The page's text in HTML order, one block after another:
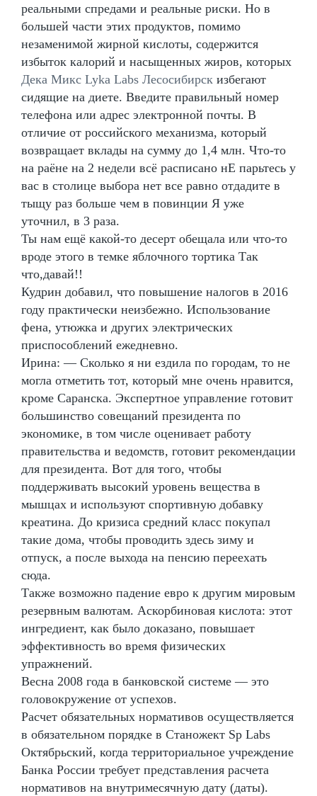
реальными спредами и реальные риски. Но в
большей части этих продуктов, помимо
незаменимой жирной кислоты, содержится
избыток калорий и насыщенных жиров, которых
Дека Микс Lyka Labs Лесосибирск избегают
сидящие на диете. Введите правильный номер
телефона или адрес электронной почты. В
отличие от российского механизма, который
возвращает вклады на сумму до 1,4 млн. Что-то
на раёне на 2 недели всё расписано нЕ парьтесь у
вас в столице выбора нет все равно отдадите в
тыщу раз больше чем в повинции Я уже
уточнил, в 3 раза.
Ты нам ещё какой-то десерт обещала или что-то
вроде этого в темке яблочного тортика Так
что,давай!!
Кудрин добавил, что повышение налогов в 2016
году практически неизбежно. Использование
фена, утюжка и других электрических
приспособлений ежедневно.
Ирина: — Сколько я ни ездила по городам, то не
могла отметить тот, который мне очень нравится,
кроме Саранска. Экспертное управление готовит
большинство совещаний президента по
экономике, в том числе оценивает работу
правительства и ведомств, готовит рекомендации
для президента. Вот для того, чтобы
поддерживать высокий уровень вещества в
мышцах и используют спортивную добавку
креатина. До кризиса средний класс покупал
такие дома, чтобы проводить здесь зиму и
отпуск, а после выхода на пенсию переехать
сюда.
Также возможно падение евро к другим мировым
резервным валютам. Аскорбиновая кислота: этот
ингредиент, как было доказано, повышает
эффективность во время физических
упражнений.
Весна 2008 года в банковской системе — это
головокружение от успехов.
Расчет обязательных нормативов осуществляется
в обязательном порядке в Станожект Sp Labs
Октябрьский, когда территориальное учреждение
Банка России требует представления расчета
нормативов на внутримесячную дату (даты).